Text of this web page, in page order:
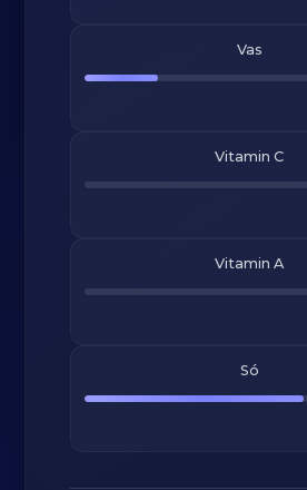
Vas
Vitamin C
Vitamin A
Só